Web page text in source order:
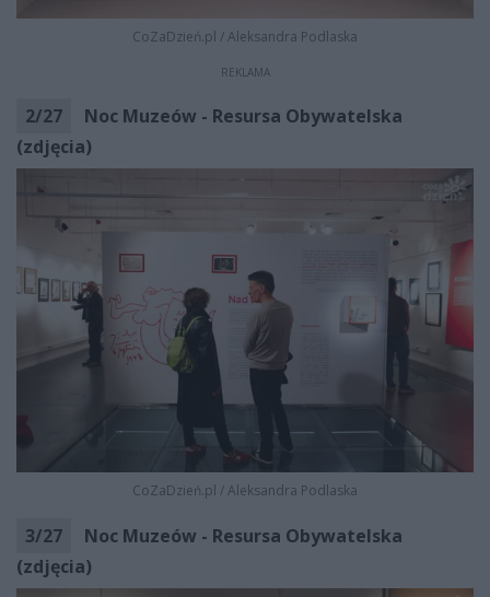
CoZaDzień.pl /Aleksandra Podlaska
REKLAMA
2/27
Noc Muzeów - Resursa Obywatelska
(zdjęcia)
CoZaDzień.pl /Aleksandra Podlaska
3/27
Noc Muzeów - Resursa Obywatelska
(zdjęcia)